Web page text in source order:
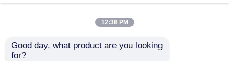
12:38 PM
Good day, what product are you looking
for?